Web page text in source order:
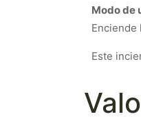
Modo de
Enciende
Este